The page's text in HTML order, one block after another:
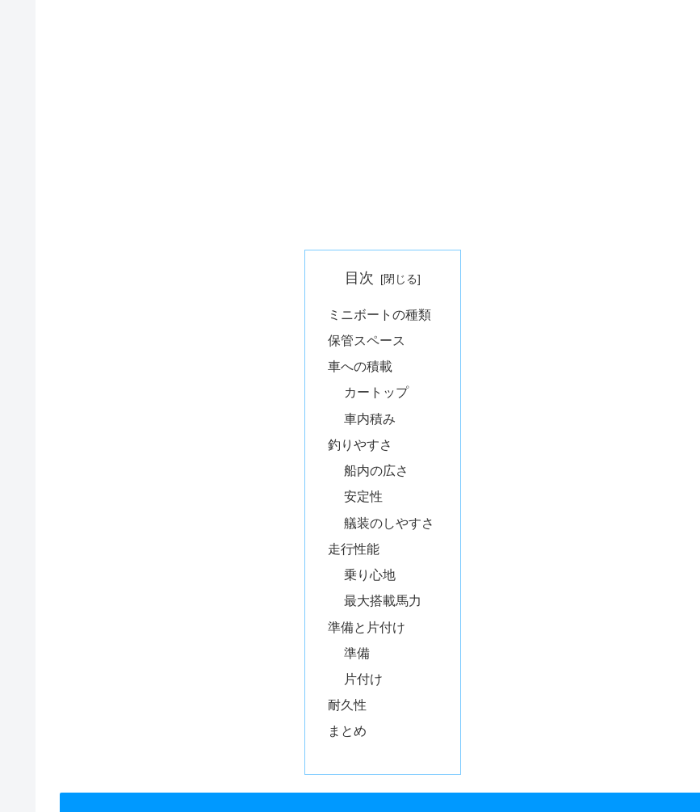
目次
ミニボートの種類
保管スペース
車への積載
カートップ
車内積み
釣りやすさ
船内の広さ
安定性
艤装のしやすさ
走行性能
乗り心地
最大搭載馬力
準備と片付け
準備
片付け
耐久性
まとめ